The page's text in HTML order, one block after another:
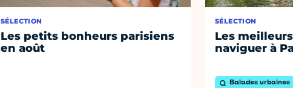
SÉLECTION
Les petits bonheurs parisiens
en août
SÉLECTION
Les
naviguer à
Balades urbaines